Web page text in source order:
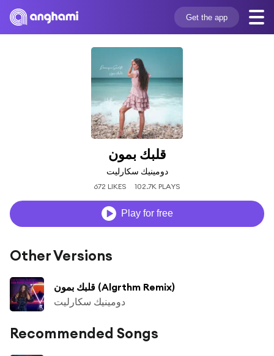
Get the app
قلبك بمون
دومينيك سكارليت
672 LIKES 102.7K PLAYS
Play for free
Other Versions
قلبك بمون (Algrthm Remix)
دومينيك سكارليت
Recommended Songs